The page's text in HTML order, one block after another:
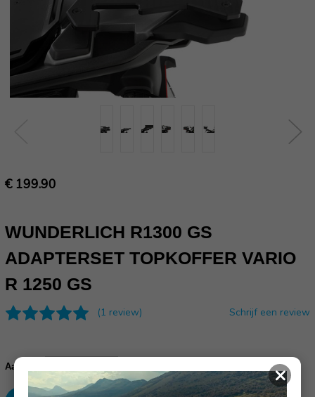
€ 199.90
WUNDERLICH R1300 GS
ADAPTERSET TOPKOFFER VARIO
R 1250 GS
(1 review) Schrijf een review
voorraad:
Aantal:
aantallen:
aantallen:
×